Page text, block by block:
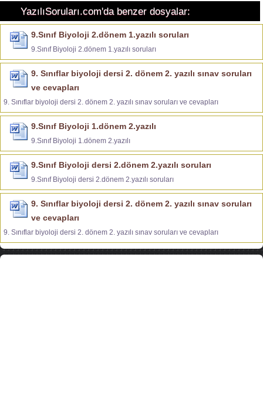
YazılıSoruları.com'da benzer dosyalar:
9.Sınıf Biyoloji 2.dönem 1.yazılı soruları
9.Sınıf Biyoloji 2.dönem 1.yazılı soruları
9. Sınıflar biyoloji dersi 2. dönem 2. yazılı sınav soruları
ve cevapları
9. Sınıflar biyoloji dersi 2. dönem 2. yazılı sınav soruları ve cevapları
9.Sınıf Biyoloji 1.dönem 2.yazılı
9.Sınıf Biyoloji 1.dönem 2.yazılı
9.Sınıf Biyoloji dersi 2.dönem 2.yazılı soruları
9.Sınıf Biyoloji dersi 2.dönem 2.yazılı soruları
9. Sınıflar biyoloji dersi 2. dönem 2. yazılı sınav soruları
ve cevapları
9. Sınıflar biyoloji dersi 2. dönem 2. yazılı sınav soruları ve cevapları